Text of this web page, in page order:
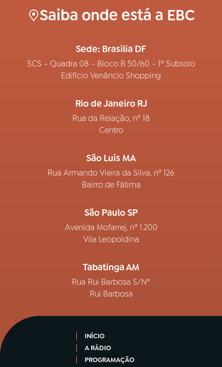
Saiba onde está a EBC
Sede: Brasília DF
SCS – Quadra 08 – Bloco B 50/60 – 1º Subsolo
Edifício Venâncio Shopping
Rio de Janeiro RJ
Rua da Relação, nº 18
Centro
São Luís MA
Rua Armando Vieira da Silva, nº 126
Bairro de Fátima
São Paulo SP
Avenida Mofarrej, nº 1.200
Vila Leopoldina
Tabatinga AM
Rua Rui Barbosa S/Nº
Rui Barbosa
INÍCIO
A RÁDIO
PROGRAMAÇÃO